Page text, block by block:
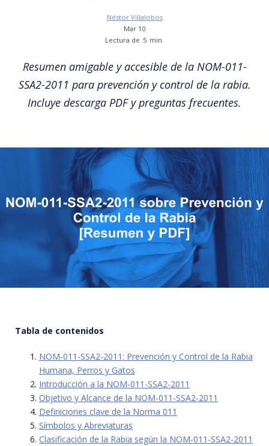
Néstor Villalobos
Mar 10
Lectura de 5 min.
Resumen amigable y accesible de la NOM-011-
SSA2-2011 para prevención y control de la rabia.
Incluye descarga PDF y preguntas frecuentes.
Tabla de contenidos
NOM-011-SSA2-2011: Prevención y Control de la Rabia
Humana, Perros y Gatos
Introducción a la NOM-011-SSA2-2011
Objetivo y Alcance de la NOM-011-SSA2-2011
Definiciones clave de la Norma 011
Símbolos y Abreviaturas
Clasificación de la Rabia según la NOM-011-SSA2-2011